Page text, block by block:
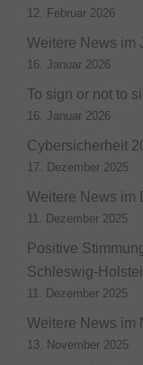
12. Februar 2026
Weitere News im
16. Januar 2026
To sign or not to
16. Januar 2026
Cybersicherheit
17. Dezember 2025
Weitere News im
11. Dezember 2025
Positive
Schleswig-
11. Dezember 2025
Weitere News im
13. November 2025